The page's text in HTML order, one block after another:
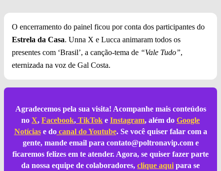
O encerramento do painel ficou por conta dos participantes do
Estrela da Casa. Unna X e Lucca animaram todos os
presentes com ‘Brasil’, a canção-tema de “Vale Tudo”,
eternizada na voz de Gal Costa.
Agradecemos pela sua visita! Acompanhe mais conteúdos
no X, Facebook, TikTok e Instagram, além do Google
Notíciase docanal do Youtube. Se você quiser falar com a
gente, mande email para contato@poltronavip.come
ficaremos felizes em te atender. Agora, se quiser fazer parte
da nossa equipe de colaboradores, clique aqui para se